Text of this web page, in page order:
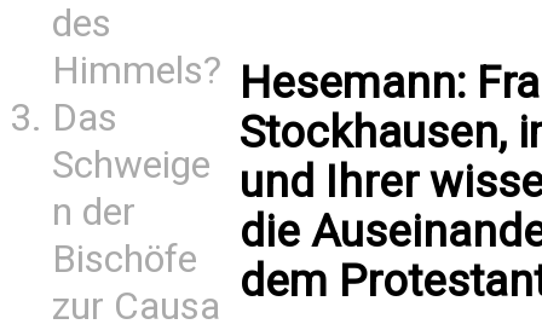
des
Himmels?
Das
Schweige
n der
Bischöfe
zur Causa
Hesemann:
Stockhausen,
und Ihrer
die
dem